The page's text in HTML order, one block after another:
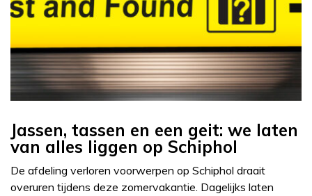
Jassen, tassen en een geit: we laten
van alles liggen op Schiphol
De afdeling verloren voorwerpen op Schiphol draait
overuren tijdens deze zomervakantie. Dagelijks laten